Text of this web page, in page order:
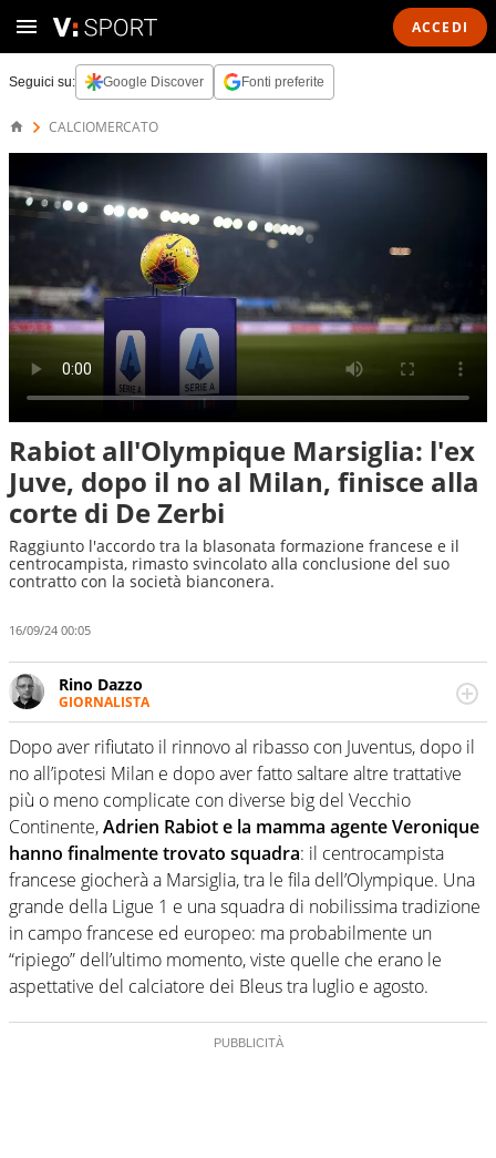
ACCEDI
Seguici su: Google Discover Fonti preferite
CALCIOMERCATO
Rabiot all'Olympique Marsiglia: l'ex
Juve, dopo il no al Milan, finisce alla
corte di De Zerbi
Raggiunto l'accordo tra la blasonata formazione francese e il
centrocampista, rimasto svincolato alla conclusione del suo
contratto con la società bianconera.
16/09/24 00:05
Rino Dazzo
GIORNALISTA
Se mai ci fosse modo di traslare il glossario del calcio in
una nicchia di esperti, lui ne farebbe parte. Non si perde
una svista arbitrale né gli umori social del mondo delle
curve
Dopo aver rifiutato il rinnovo al ribasso con Juventus, dopo il
no all’ipotesi Milan e dopo aver fatto saltare altre trattative
più o meno complicate con diverse big del Vecchio
Continente,Adrien Rabiot e la mamma agente Veronique
hanno finalmente trovato squadra: il centrocampista
francese giocherà a Marsiglia, tra le fila dell’Olympique. Una
grande della Ligue 1 e una squadra di nobilissima tradizione
in campo francese ed europeo: ma probabilmente un
“ripiego” dell’ultimo momento, viste quelle che erano le
aspettative del calciatore dei Bleus tra luglio e agosto.